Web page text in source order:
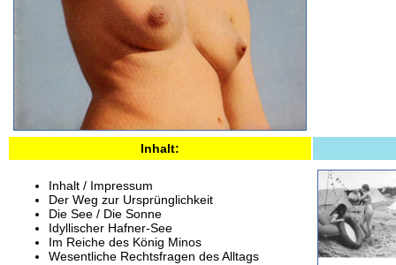
Inhalt:
Inhalt / Impressum
Der Weg zur Ursprünglichkeit
Die See / Die Sonne
Idyllischer Hafner-See
Im Reiche des König Minos
Wesentliche Rechtsfragen des Alltags